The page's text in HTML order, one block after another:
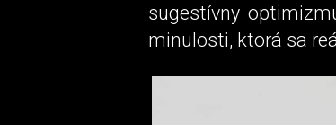
sugestívny
minulosti, ktorá sa